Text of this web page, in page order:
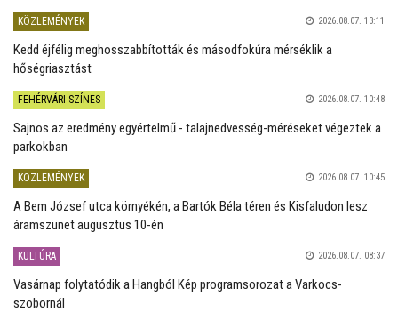
KÖZLEMÉNYEK 2026.08.07. 13:11
Kedd éjfélig meghosszabbították és másodfokúra mérséklik a
hőségriasztást
FEHÉRVÁRI SZÍNES 2026.08.07. 10:48
Sajnos az eredmény egyértelmű - talajnedvesség-méréseket végeztek a
parkokban
KÖZLEMÉNYEK 2026.08.07. 10:45
A Bem József utca környékén, a Bartók Béla téren és Kisfaludon lesz
áramszünet augusztus 10-én
KULTÚRA 2026.08.07. 08:37
Vasárnap folytatódik a Hangból Kép programsorozat a Varkocs-
szobornál